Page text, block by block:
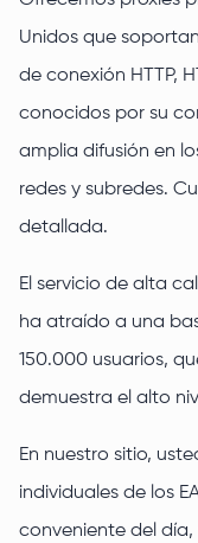
Unidos que
de conexión HTTP,
conocidos por su
amplia difusión en
redes y subredes.
detallada.
El servicio de alta
ha atraído a una
150.000 usuarios,
demuestra el alto
En nuestro sitio,
individuales de los
conveniente del